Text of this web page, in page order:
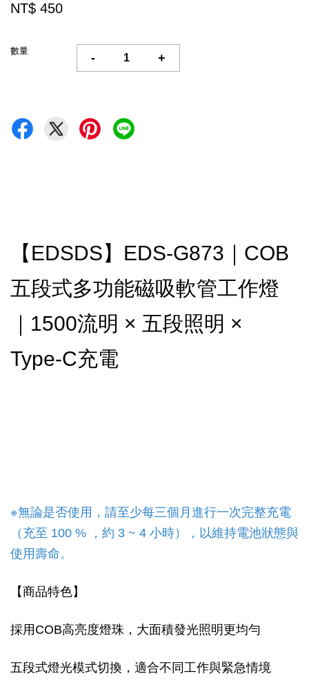
NT$ 450
數量
- +
【EDSDS】EDS-G873｜COB
五段式多功能磁吸軟管工作燈
｜1500流明 × 五段照明 ×
Type-C充電
※無論是否使用，請至少每三個月進行一次完整充電
（充至 100 % ，約 3 ~ 4 小時），以維持電池狀態與
使用壽命。
【商品特色】
採用COB高亮度燈珠，大面積發光照明更均勻
五段式燈光模式切換，適合不同工作與緊急情境